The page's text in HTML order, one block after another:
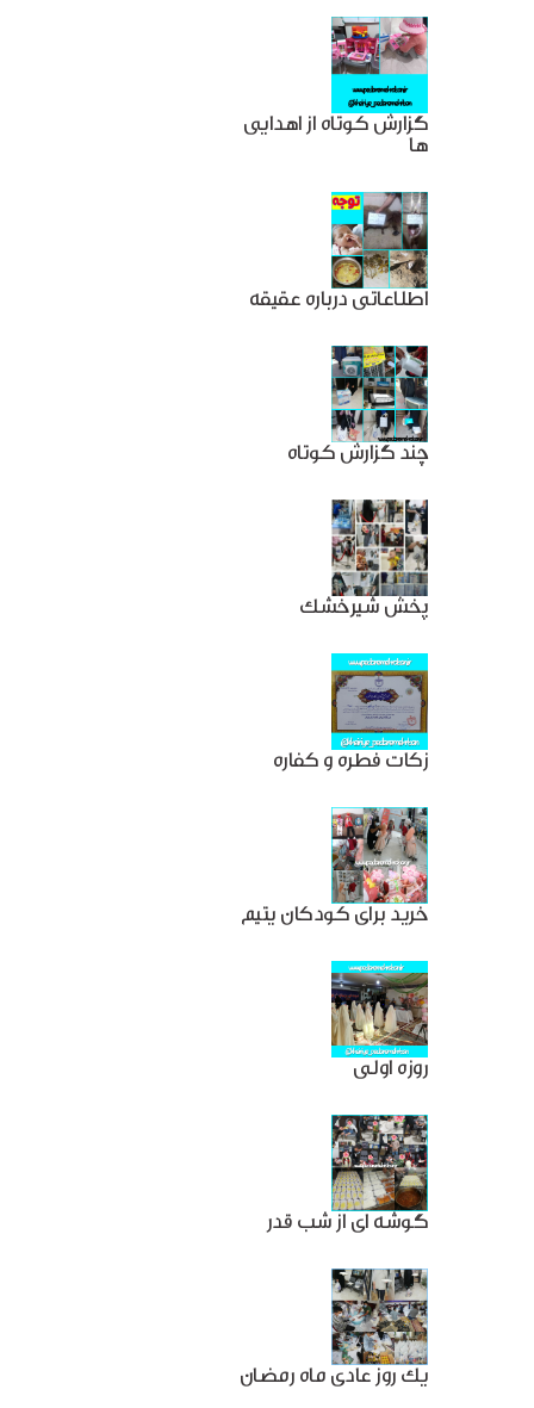
گزارش کوتاه از اهدایی
ها
اطلاعاتی درباره عقیقه
چند گزارش کوتاه
پخش شیرخشک
زکات فطره و کفاره
خرید برای کودکان یتیم
روزه اولی
گوشه ای از شب قدر
یک روز عادی ماه رمضان